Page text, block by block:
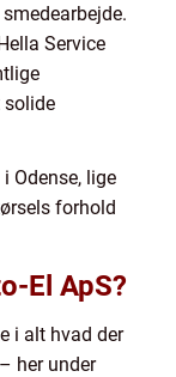
Service
Odense, lige
forhold
El ApS?
i alt hvad der
her under